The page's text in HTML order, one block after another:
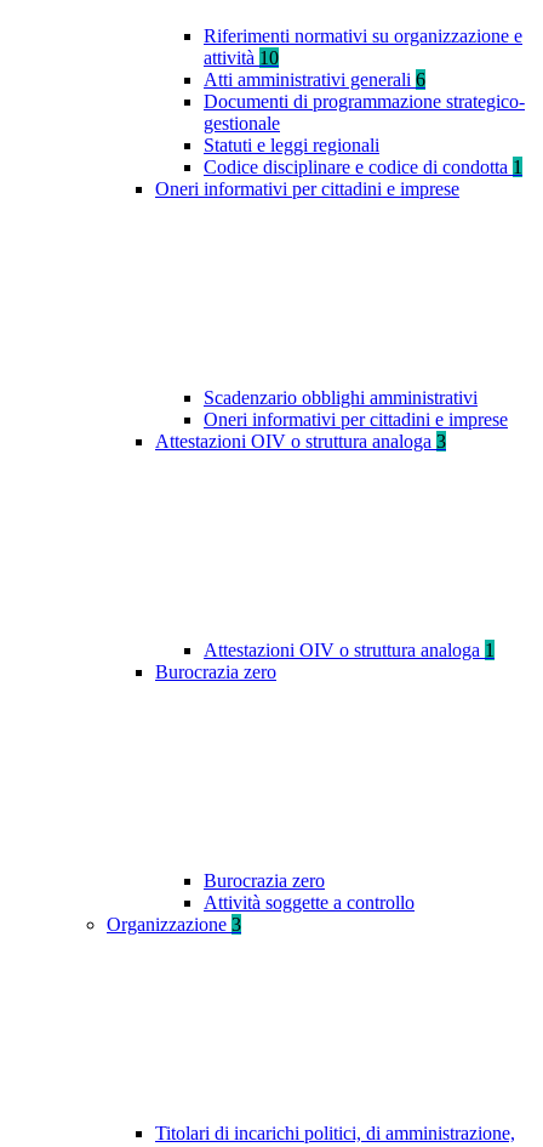
Riferimenti normativi su organizzazione e
attività 10
Atti amministrativi generali 6
Documenti di programmazione strategico-
gestionale
Statuti e leggi regionali
Codice disciplinare e codice di condotta 1
Oneri informativi per cittadini e imprese
Scadenzario obblighi amministrativi
Oneri informativi per cittadini e imprese
Attestazioni OIV o struttura analoga 3
Attestazioni OIV o struttura analoga 1
Burocrazia zero
Burocrazia zero
Attività soggette a controllo
Organizzazione 3
Titolari di incarichi politici, di amministrazione,